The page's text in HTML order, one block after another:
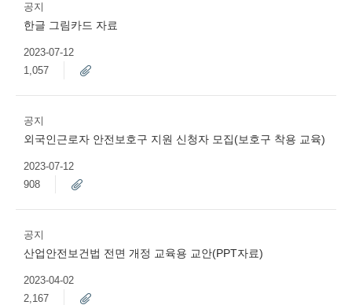
공지
한글 그림카드 자료
2023-07-12
1,057
공지
외국인근로자 안전보호구 지원 신청자 모집(보호구 착용 교육)
2023-07-12
908
공지
산업안전보건법 전면 개정 교육용 교안(PPT자료)
2023-04-02
2,167